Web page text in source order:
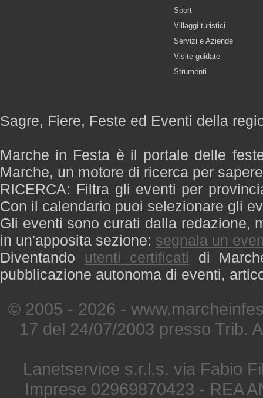
Sport
Villaggi turistici
Servizi e Aziende
Visite guidate
Strumenti
Sagre, Fiere, Feste ed Eventi della
Marche in Festa è il portale delle
Marche, un motore di ricerca per
RICERCA: Filtra gli eventi per
Con il calendario puoi selezionare gli
Gli eventi sono curati dalla redazione,
in un'apposita sezione: segnala un
Diventando utenti certificati di
pubblicazione autonoma di eventi,
© 2005 - 2026 -
17 del 24/07/2003 presso Trib.
Lanetservice s.r.l.s. via Fabio
Imprese 02969870423 - REA